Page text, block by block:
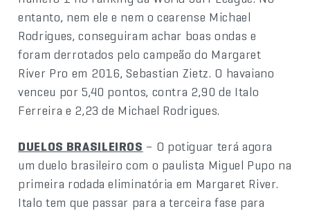
entanto, nem ele e nem o cearense Michael
Rodrigues, conseguiram achar boas ondas e
foram derrotados pelo campeão do Margaret
River Pro em 2016, Sebastian Zietz. O havaiano
venceu por 5,40 pontos, contra 2,90 de Italo
Ferreira e 2,23 de Michael Rodrigues.
DUELOS BRASILEIROS – O potiguar terá agora
um duelo brasileiro com o paulista Miguel Pupo na
primeira rodada eliminatória em Margaret River.
Italo tem que passar para a terceira fase para